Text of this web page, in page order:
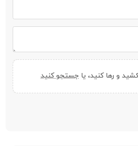
و رها کنید، یا جستجو کنید